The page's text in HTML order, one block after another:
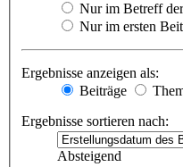
Nur im Betreff
Nur im ersten
Ergebnisse anzeigen als:
Beiträge
Ergebnisse sortieren nach:
Absteigend